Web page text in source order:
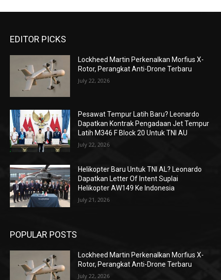
EDITOR PICKS
Lockheed Martin Perkenalkan Morfius X-
Rotor, Perangkat Anti-Drone Terbaru
July 22, 2026
Pesawat Tempur Latih Baru? Leonardo
Dapatkan Kontrak Pengadaan Jet Tempur
Latih M346 F Block 20 Untuk TNI AU
July 22, 2026
Helikopter Baru Untuk TNI AL? Leonardo
Dapatkan Letter Of Intent Suplai
Helikopter AW149 Ke Indonesia
July 21, 2026
POPULAR POSTS
Lockheed Martin Perkenalkan Morfius X-
Rotor, Perangkat Anti-Drone Terbaru
July 22, 2026